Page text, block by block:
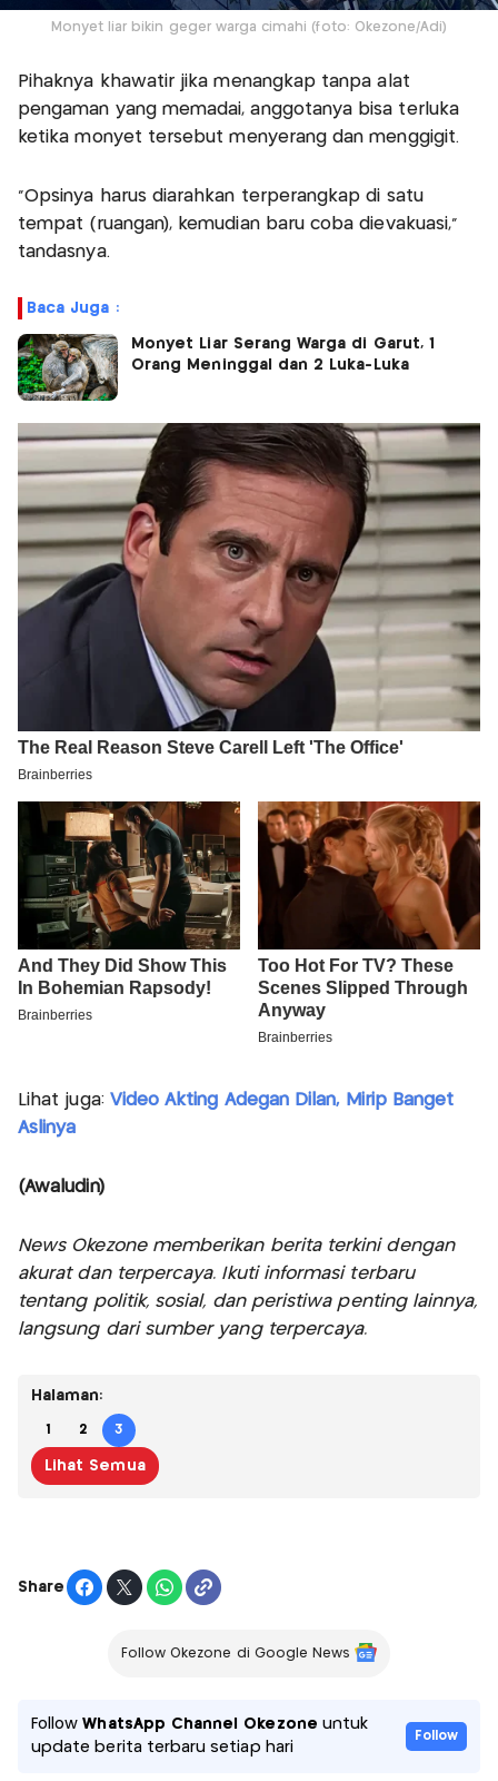
Monyet liar bikin geger warga cimahi (foto: Okezone/Adi)
Pihaknya khawatir jika menangkap tanpa alat
pengaman yang memadai, anggotanya bisa terluka
ketika monyet tersebut menyerang dan menggigit.
"Opsinya harus diarahkan terperangkap di satu
tempat (ruangan), kemudian baru coba dievakuasi,"
tandasnya.
Baca Juga :
Monyet Liar Serang Warga di Garut, 1
Orang Meninggal dan 2 Luka-Luka
Lihat juga: Video Akting Adegan Dilan, Mirip Banget
Aslinya
(Awaludin)
News Okezone memberikan berita terkini dengan
akurat dan terpercaya. Ikuti informasi terbaru
tentang politik, sosial, dan peristiwa penting lainnya,
langsung dari sumber yang terpercaya.
Halaman:
1 2 3
Lihat Semua
Share
Follow Okezone di Google News
FollowWhatsApp Channel Okezone untuk
update berita terbaru setiap hari
Follow